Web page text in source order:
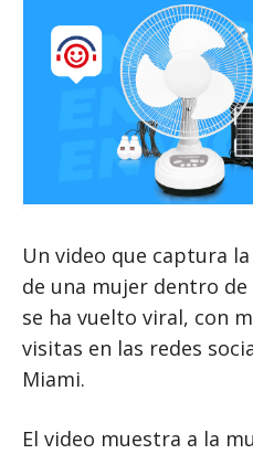
Un video que captura
de una mujer dentro
se ha vuelto viral, con
visitas en las redes
Miami.
El video muestra a la